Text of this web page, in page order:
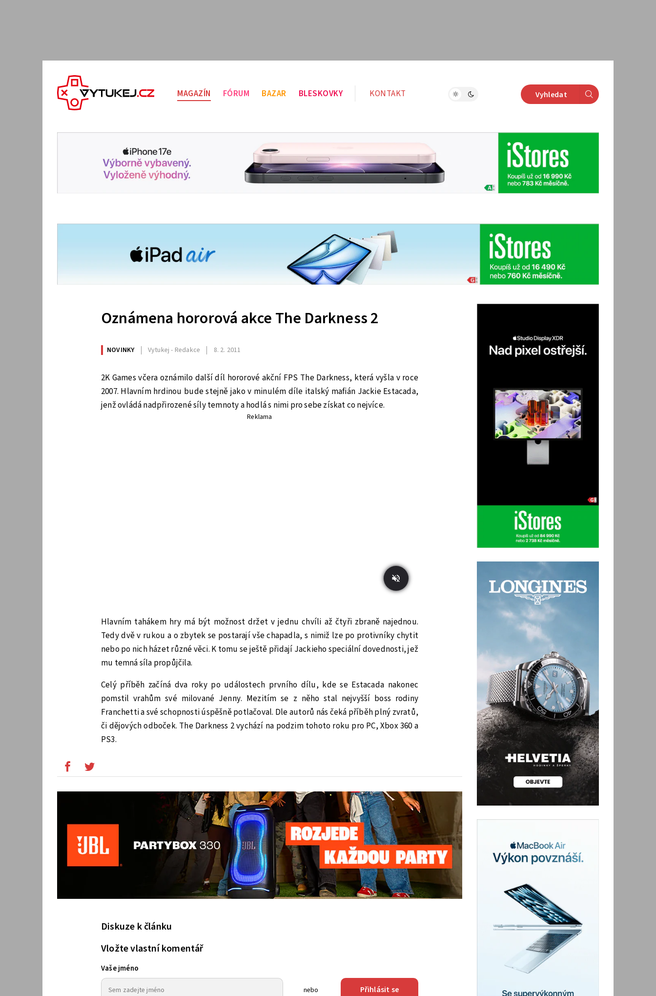
MAGAZÍN FÓRUM BAZAR BLESKOVKY KONTAKT Vyhledat
Oznámena hororová akce The Darkness 2
NOVINKY Vytukej - Redakce 8. 2. 2011
2K Games včera oznámilo další díl hororové akční FPS The Darkness, která vyšla v roce
2007. Hlavním hrdinou bude stejně jako v minulém díle italský mafián Jackie Estacada,
jenž ovládá nadpřirozené síly temnoty a hodlá s nimi pro sebe získat co nejvíce.
Reklama
Hlavním tahákem hry má být možnost držet v jednu chvíli až čtyři zbraně najednou.
Tedy dvě v rukou a o zbytek se postarají vše chapadla, s nimiž lze po protivníky chytit
nebo po nich házet různé věci. K tomu se ještě přidají Jackieho speciální dovednosti, jež
mu temná síla propůjčila.
Celý příběh začíná dva roky po událostech prvního dílu, kde se Estacada nakonec
pomstil vrahům své milované Jenny. Mezitím se z něho stal nejvyšší boss rodiny
Franchetti a své schopnosti úspěšně potlačoval. Dle autorů nás čeká příběh plný zvratů,
či dějových odboček. The Darkness 2 vychází na podzim tohoto roku pro PC, Xbox 360 a
PS3.
Diskuze k článku
Vložte vlastní komentář
Vaše jméno
nebo Přihlásit se